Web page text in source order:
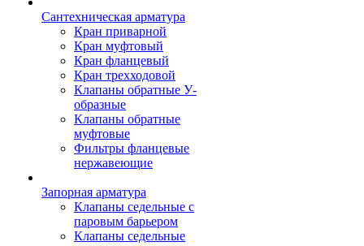
Сантехническая арматура
Кран приварной
Кран муфтовый
Кран фланцевый
Кран трехходовой
Клапаны обратные У-
образные
Клапаны обратные
муфтовые
Фильтры фланцевые
нержавеющие
Запорная арматура
Клапаны седельные с
паровым барьером
Клапаны седельные